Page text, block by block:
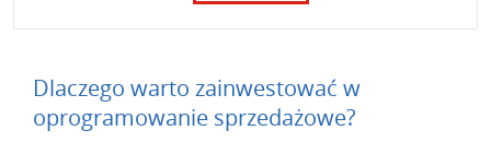
Dlaczego warto zainwestować w
oprogramowanie sprzedażowe?